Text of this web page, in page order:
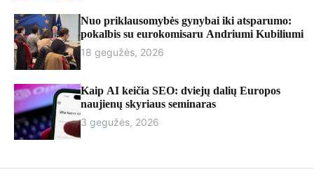
Nuo priklausomybės gynybai iki atsparumo:
pokalbis su eurokomisaru Andriumi Kubiliumi
18 gegužės, 2026
Kaip AI keičia SEO: dviejų dalių Europos
naujienų skyriaus seminaras
3 gegužės, 2026